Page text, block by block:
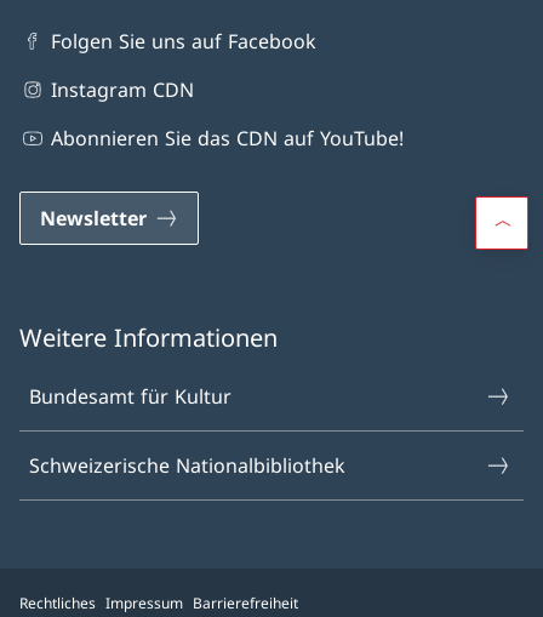
Folgen Sie uns auf Facebook
Instagram CDN
Abonnieren Sie das CDN auf YouTube!
Newsletter
Weitere Informationen
Bundesamt für Kultur
Schweizerische Nationalbibliothek
Rechtliches Impressum Barrierefreiheit